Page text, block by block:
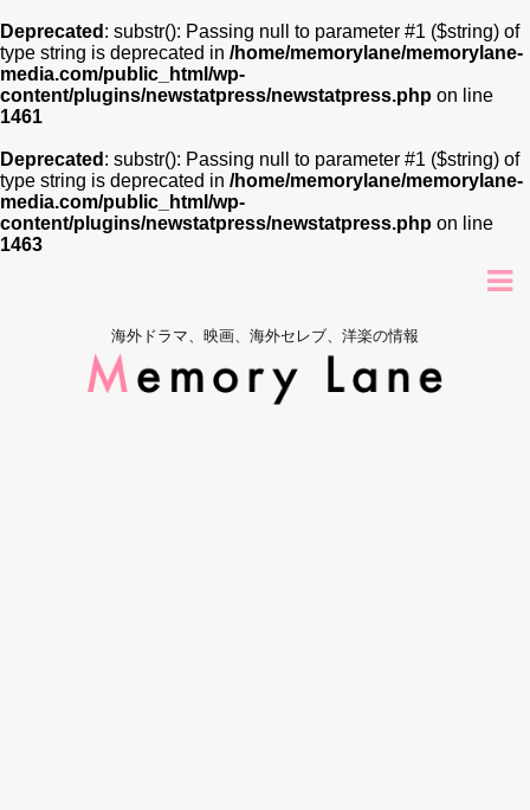
Deprecated : substr(): Passing null to parameter #1 ($string) of
type string is deprecated in /home/memorylane/memorylane-
media.com/public_html/wp-
content/plugins/newstatpress/newstatpress.php on line
1461
Deprecated : substr(): Passing null to parameter #1 ($string) of
type string is deprecated in /home/memorylane/memorylane-
media.com/public_html/wp-
content/plugins/newstatpress/newstatpress.php on line
1463
海外ドラマ、映画、海外セレブ、洋楽の情報